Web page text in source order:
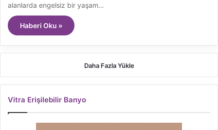
alanlarda engelsiz bir yaşam…
Haberi Oku »
Daha Fazla Yükle
Vitra Erişilebilir Banyo